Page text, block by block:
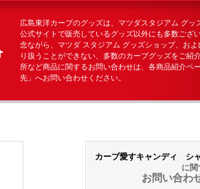
広島東洋カープのグッズは、マツダスタジアム グッ
公式サイトで販売しているグッズ以外にも多数ござ
念ながら、マツダ スタジアム グッズショップ、お
り扱うことができない、多数のカープグッズをご紹
所など商品に関するお問い合わせは、各商品紹介ペ
先」へお問い合わせください。
カープ愛すキャンディ シ
に関
お問い合わ